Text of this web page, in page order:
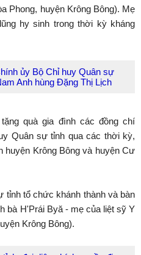
Phong, huyện Krông Bông). Mẹ
hy sinh trong thời kỳ kháng
ủy Bộ Chỉ huy Quân sự
Anh hùng Đặng Thị Lịch
quà gia đình các đồng chí
Quân sự tỉnh qua các thời kỳ,
huyện Krông Bông và huyện Cư
tỉnh tổ chức khánh thành và bàn
bà H'Prái Byă - mẹ của liệt sỹ Y
Krông Bông).